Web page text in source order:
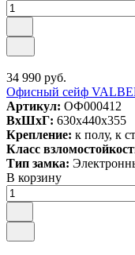
34 990 руб.
Офисный сейф
Артикул: ОФ000412
ВxШxГ: 630x440x355
Крепление: к полу, к
Класс
Тип замка:
В корзину